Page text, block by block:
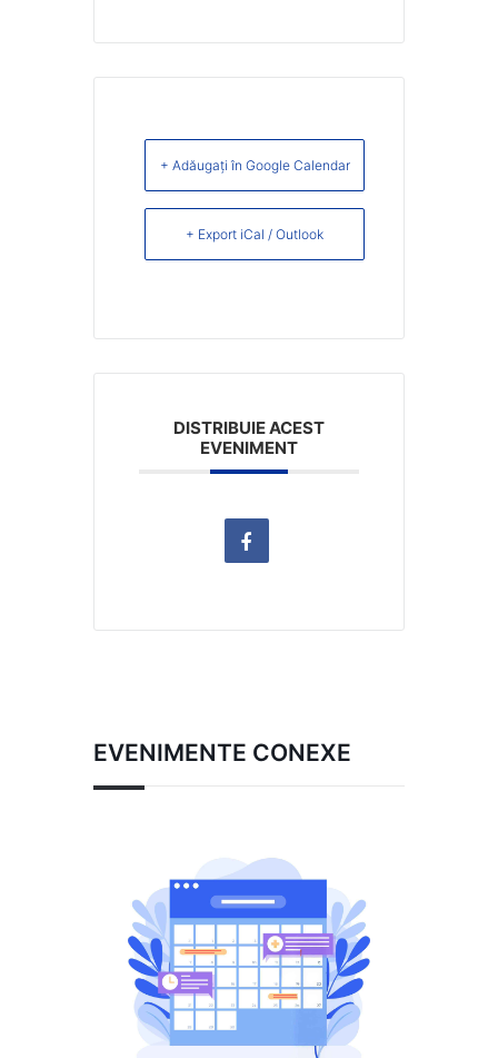
+ Adăugați în Google Calendar
+ Export iCal / Outlook
DISTRIBUIE ACEST
EVENIMENT
EVENIMENTE CONEXE